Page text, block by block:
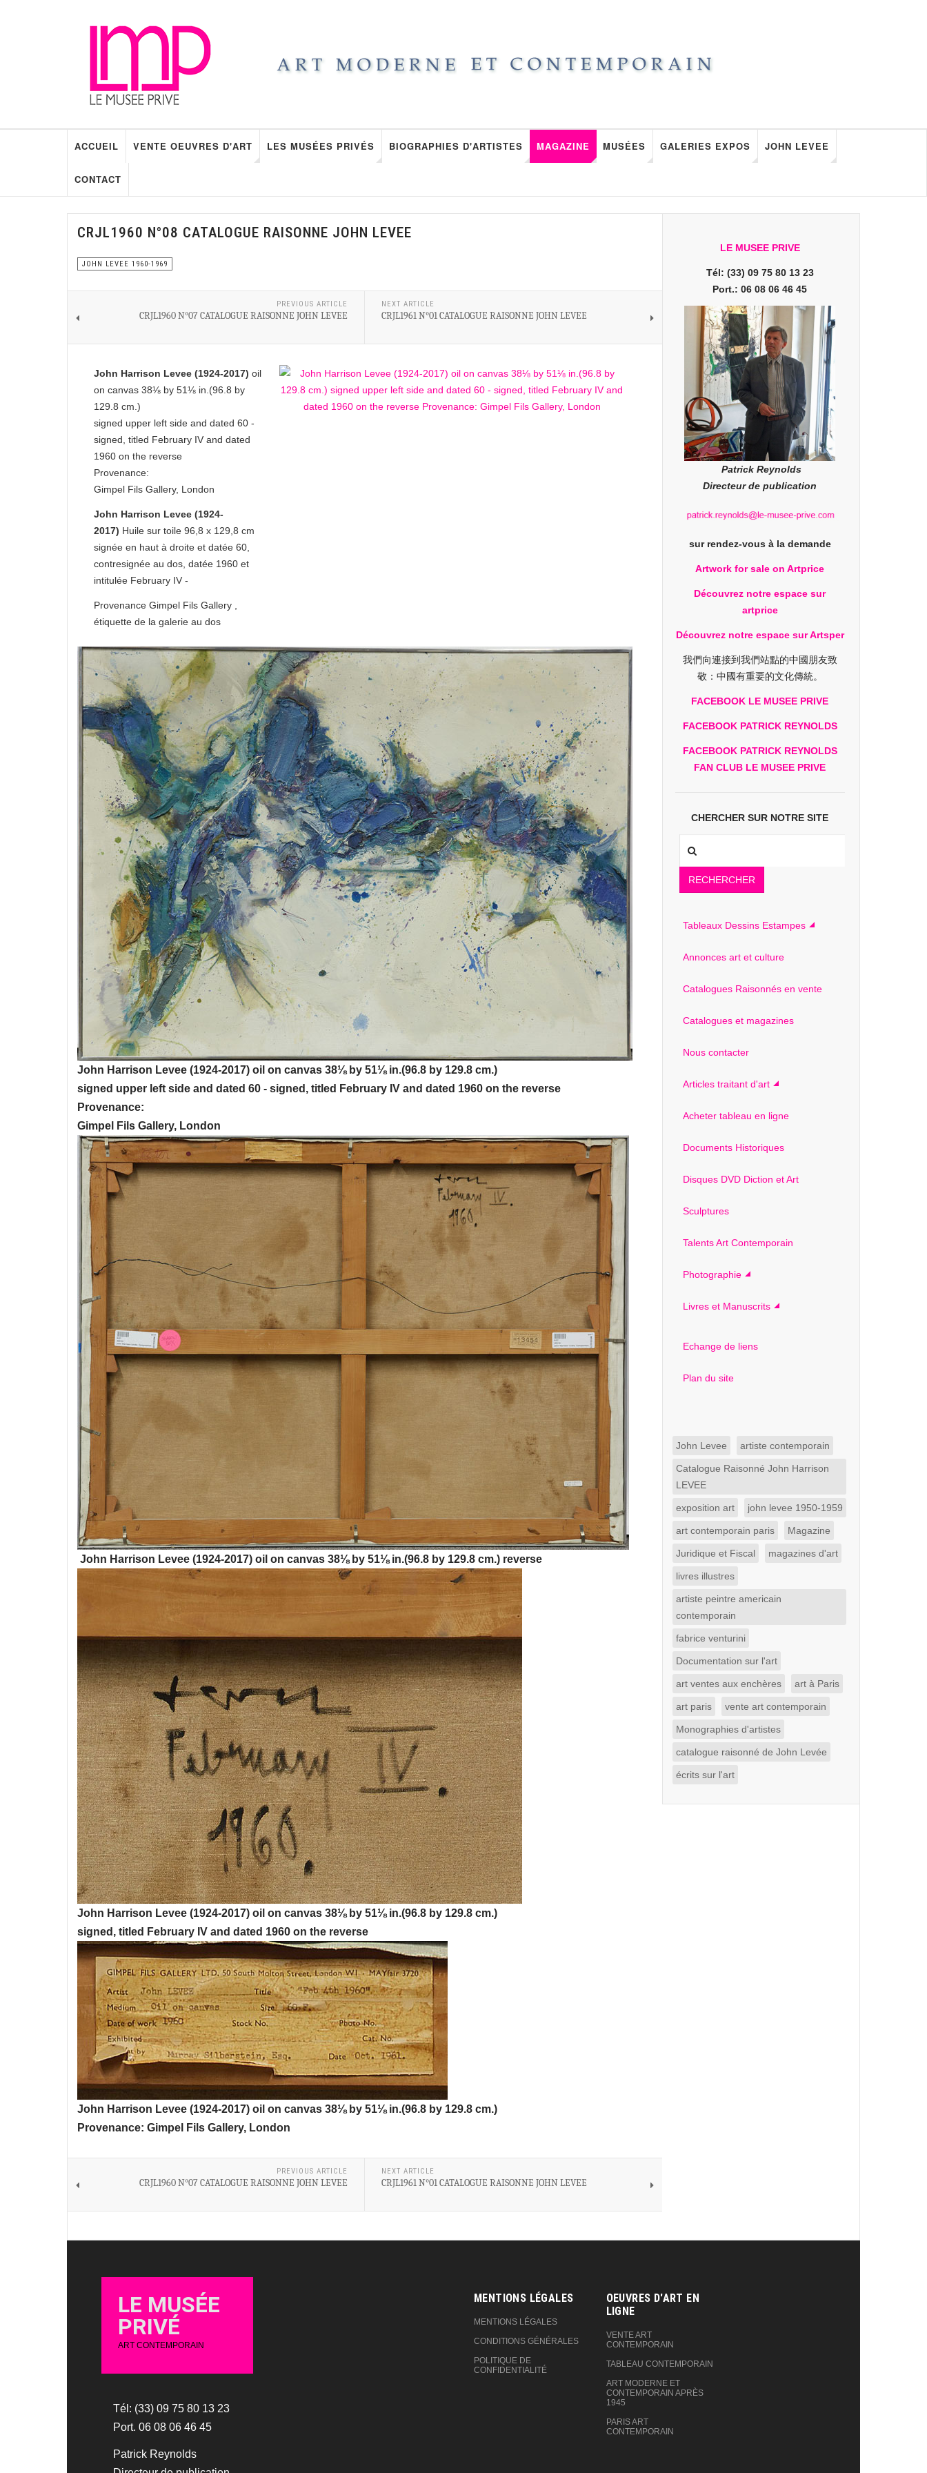
ACCUEIL VENTE OEUVRES D'ART LES MUSÉES PRIVÉS BIOGRAPHIES D'ARTISTES MAGAZINE MUSÉES GALERIES EXPOS JOHN LEVEE
CONTACT
CRJL1960 N°08 CATALOGUE RAISONNE JOHN LEVEE
JOHN LEVEE 1960-1969
PREVIOUS ARTICLE
CRJL1960 N°07 CATALOGUE RAISONNE JOHN LEVEE
NEXT ARTICLE
CRJL1961 N°01 CATALOGUE RAISONNE JOHN LEVEE
John Harrison Levee (1924-2017) oil
on canvas 38⅛ by 51⅛ in.(96.8 by
129.8 cm.)
signed upper left side and dated 60 -
signed, titled February IV and dated
1960 on the reverse
Provenance:
Gimpel Fils Gallery, London
John Harrison Levee (1924-
2017) Huile sur toile 96,8 x 129,8 cm
signée en haut à droite et datée 60,
contresignée au dos, datée 1960 et
intitulée February IV -
Provenance Gimpel Fils Gallery ,
étiquette de la galerie au dos
John Harrison Levee (1924-2017) oil on canvas 38⅛ by 51⅛ in.(96.8 by 129.8 cm.)
signed upper left side and dated 60 - signed, titled February IV and dated 1960 on the reverse
Provenance:
Gimpel Fils Gallery, London
John Harrison Levee (1924-2017) oil on canvas 38⅛ by 51⅛ in.(96.8 by 129.8 cm.) reverse
John Harrison Levee (1924-2017) oil on canvas 38⅛ by 51⅛ in.(96.8 by 129.8 cm.)
signed, titled February IV and dated 1960 on the reverse
John Harrison Levee (1924-2017) oil on canvas 38⅛ by 51⅛ in.(96.8 by 129.8 cm.)
Provenance: Gimpel Fils Gallery, London
PREVIOUS ARTICLE
CRJL1960 N°07 CATALOGUE RAISONNE JOHN LEVEE
NEXT ARTICLE
CRJL1961 N°01 CATALOGUE RAISONNE JOHN LEVEE
LE MUSEE PRIVE
Tél: (33) 09 75 80 13 23
Port.: 06 08 06 46 45
Patrick Reynolds
Directeur de publication
sur rendez-vous à la demande
Artwork for sale on Artprice
Découvrez notre espace sur
artprice
Découvrez notre espace sur Artsper
我們向連接到我們站點的中國朋友致
敬：中國有重要的文化傳統。
FACEBOOK LE MUSEE PRIVE
FACEBOOK PATRICK REYNOLDS
FACEBOOK PATRICK REYNOLDS
FAN CLUB LE MUSEE PRIVE
CHERCHER SUR NOTRE SITE
RECHERCHER
Tableaux Dessins Estampes
Annonces art et culture
Catalogues Raisonnés en vente
Catalogues et magazines
Nous contacter
Articles traitant d'art
Acheter tableau en ligne
Documents Historiques
Disques DVD Diction et Art
Sculptures
Talents Art Contemporain
Photographie
Livres et Manuscrits
Echange de liens
Plan du site
John Levee artiste contemporain
Catalogue Raisonné John Harrison
LEVEE
exposition art john levee 1950-1959
art contemporain paris Magazine
Juridique et Fiscal magazines d'art
livres illustres
artiste peintre americain
contemporain
fabrice venturini
Documentation sur l'art
art ventes aux enchères art à Paris
art paris vente art contemporain
Monographies d'artistes
catalogue raisonné de John Levée
écrits sur l'art
LE MUSÉE
PRIVÉ
ART CONTEMPORAIN
Tél: (33) 09 75 80 13 23
Port. 06 08 06 46 45
Patrick Reynolds
MENTIONS LÉGALES
MENTIONS LÉGALES
CONDITIONS GÉNÉRALES
POLITIQUE DE
CONFIDENTIALITÉ
OEUVRES D'ART EN
LIGNE‎
VENTE ART
CONTEMPORAIN
TABLEAU CONTEMPORAIN
ART MODERNE ET
CONTEMPORAIN APRÈS
1945
PARIS ART
CONTEMPORAIN